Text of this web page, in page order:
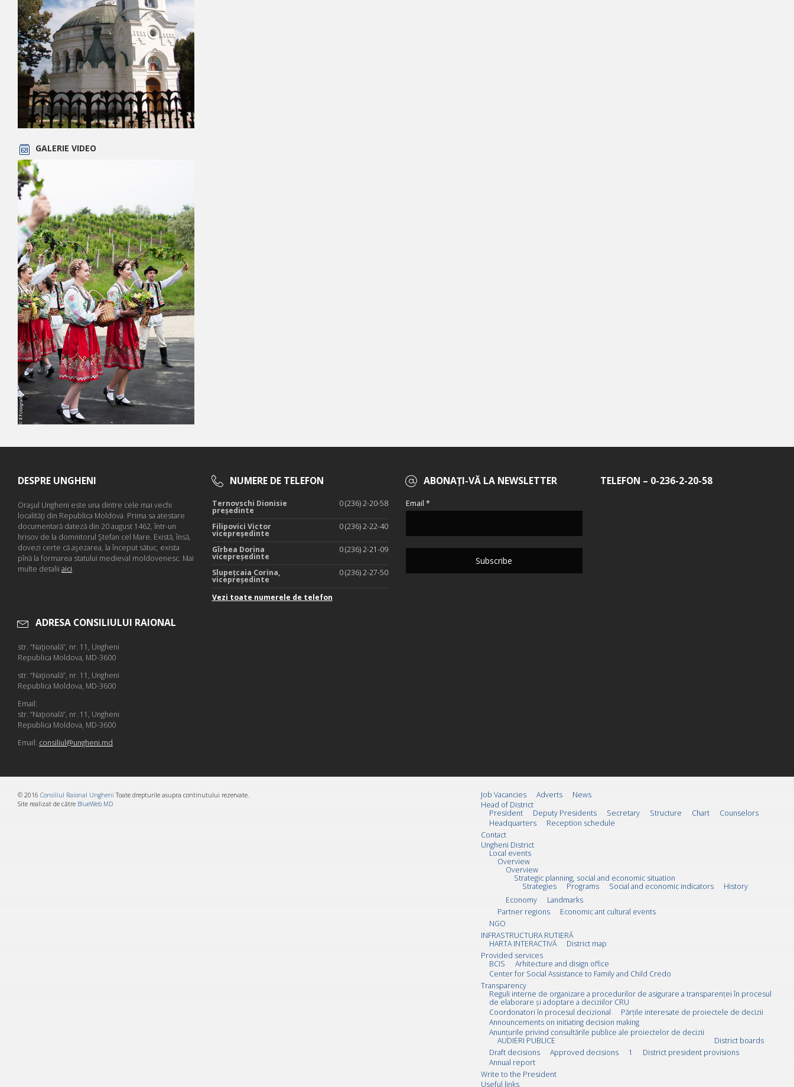
GALERIE VIDEO
DESPRE UNGHENI
Oraşul Ungheni este una dintre cele mai vechi
localităţi din Republica Moldova. Prima sa atestare
documentară dateză din 20 august 1462, într-un
hrisov de la domnitorul Ştefan cel Mare. Există, însă,
dovezi certe că aşezarea, la început sătuc, exista
pînă la formarea statului medieval moldovenesc. Mai
multe detalii aici.
NUMERE DE TELEFON
Ternovschi Dionisie
președinte
0 (236) 2-20-58
Filipovici Victor
vicepreședinte
0 (236) 2-22-40
Gîrbea Dorina
vicepreședinte
0 (236) 2-21-09
Slupețcaia Corina,
vicepreședinte
0 (236) 2-27-50
Vezi toate numerele de telefon
ABONAȚI-VĂ LA NEWSLETTER
Email *
TELEFON – 0-236-2-20-58
ADRESA CONSILIULUI RAIONAL
str. “Naţională”, nr. 11, Ungheni
Republica Moldova, MD-3600
str. “Naţională”, nr. 11, Ungheni
Republica Moldova, MD-3600
Email:
str. “Naţională”, nr. 11, Ungheni
Republica Moldova, MD-3600
Email: consiliul@ungheni.md
Job Vacancies Adverts
News
Head of District
President
Deputy Presidents Secretary Structure Chart
Counselors
Headquarters
Reception schedule
Contact
Ungheni District
Local events
Overview
Overview
Strategic planning, social and economic situation
Strategies
Programs Social and economic indicators
History
Economy
Landmarks
Partner regions
Economic ant cultural events
NGO
INFRASTRUCTURA RUTIERĂ
HARTA INTERACTIVĂ
District map
Provided services
BCIS
Arhitecture and disign office
Center for Social Assistance to Family and Child Credo
Transparency
Reguli interne de organizare a procedurilor de asigurare a transparenței în procesul
de elaborare și adoptare a deciziilor CRU
Coordonatori în procesul decizional
Părțile interesate de proiectele de decizii
Announcements on initiating decision making
Anunțurile privind consultările publice ale proiectelor de decizii
AUDIERI PUBLICE
District boards
Draft decisions
Approved decisions 1
District president provisions
Annual report
Write to the President
Useful links
© 2016 Consiliul Raional Ungheni Toate drepturile asupra continutului rezervate.
Site realizat de către BlueWeb.MD